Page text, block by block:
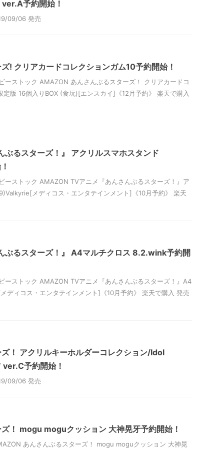
予約開始！
09/06 発売
! クリアカードコレクションガム10予約開始！
ーストック AMAZON あんさんぶるスターズ！ クリアカードコ
定版 16個入りBOX (食玩)[エンスカイ]《12月予約》 楽天で購入
ぶるスターズ！』 アクリルスマホスタンド
ーストック AMAZON TVアニメ『あんさんぶるスターズ！』ア
メディコス・エンタテインメント]《10月予約》 楽天
ぶるスターズ！』 A4マルチクロス 8.2.wink予約開
ーストック AMAZON TVアニメ『あんさんぶるスターズ！』A4
ディコス・エンタテインメント]《10月予約》 楽天で購入 発売
！ アクリルキーホルダーコレクション/Idol
予約開始！
09/06 発売
！ mogu moguクッション 大神晃牙予約開始！
あんさんぶるスターズ！ mogu moguクッション 大神晃